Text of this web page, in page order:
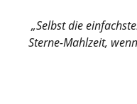
„Selbst die
Sterne-Mahlzeit,